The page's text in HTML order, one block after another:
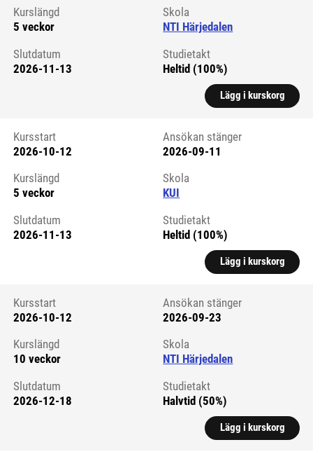
Kurslängd
5 veckor
Skola
NTI Härjedalen
Slutdatum
2026-11-13
Studietakt
Heltid (100%)
Lägg i kurskorg
Kursstart 6059594
Kursstart
2026-10-12
Ansökan stänger
2026-09-11
Kurslängd
5 veckor
Skola
KUI
Slutdatum
2026-11-13
Studietakt
Heltid (100%)
Lägg i kurskorg
Kursstart 6290054
Kursstart
2026-10-12
Ansökan stänger
2026-09-23
Kurslängd
10 veckor
Skola
NTI Härjedalen
Slutdatum
2026-12-18
Studietakt
Halvtid (50%)
Lägg i kurskorg